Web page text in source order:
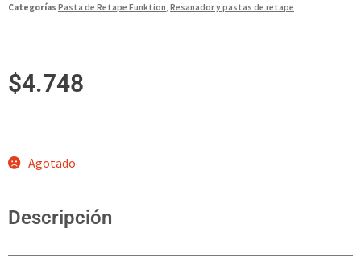
Categorías Pasta de Retape Funktion Resanador y pastas de retape
$4.748
Agotado
Descripción